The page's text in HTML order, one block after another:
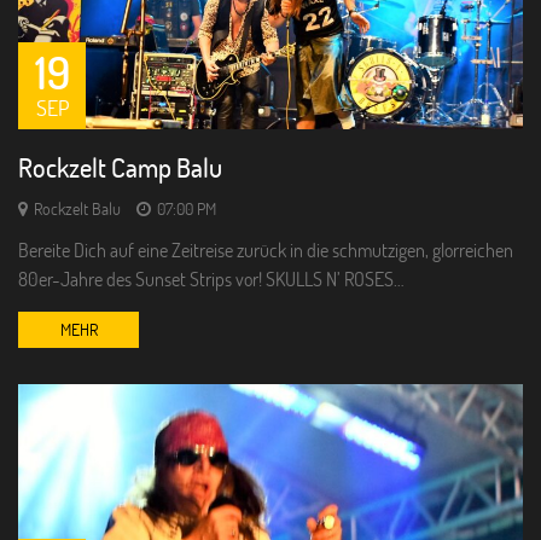
19
SEP
Rockzelt Camp Balu
Rockzelt Balu 07:00 PM
Bereite Dich auf eine Zeitreise zurück in die schmutzigen, glorreichen
80er-Jahre des Sunset Strips vor! SKULLS N’ ROSES…
MEHR